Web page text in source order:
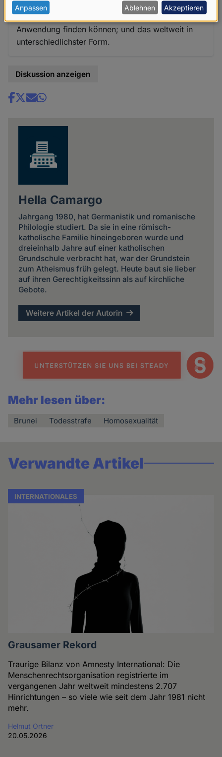
"Religionsgesetze" in unserer heutigen Zeit von
offenbar denkunwilligen Staatenlenkern
Anwendung finden können; und das weltweit in
unterschiedlichster Form.
Diskussion anzeigen
Share
Hella Camargo
Jahrgang 1980, hat Germanistik und romanische
Philologie studiert. Da sie in eine römisch-
katholische Familie hineingeboren wurde und
dreieinhalb Jahre auf einer katholischen
Grundschule verbracht hat, war der Grundstein
zum Atheismus früh gelegt. Heute baut sie lieber
auf ihren Gerechtigkeitssinn als auf kirchliche
Gebote.
Weitere Artikel der Autorin
Mehr lesen über:
Brunei Todesstrafe Homosexualität
Verwandte Artikel
INTERNATIONALES
Grausamer Rekord
Traurige Bilanz von Amnesty International: Die
Menschenrechtsorganisation registrierte im
vergangenen Jahr weltweit mindestens 2.707
Hinrichtungen – so viele wie seit dem Jahr 1981 nicht
mehr.
Helmut Ortner
20.05.2026
personenbezogenen
Daten
und
Anpassen Ablehnen Akzeptieren